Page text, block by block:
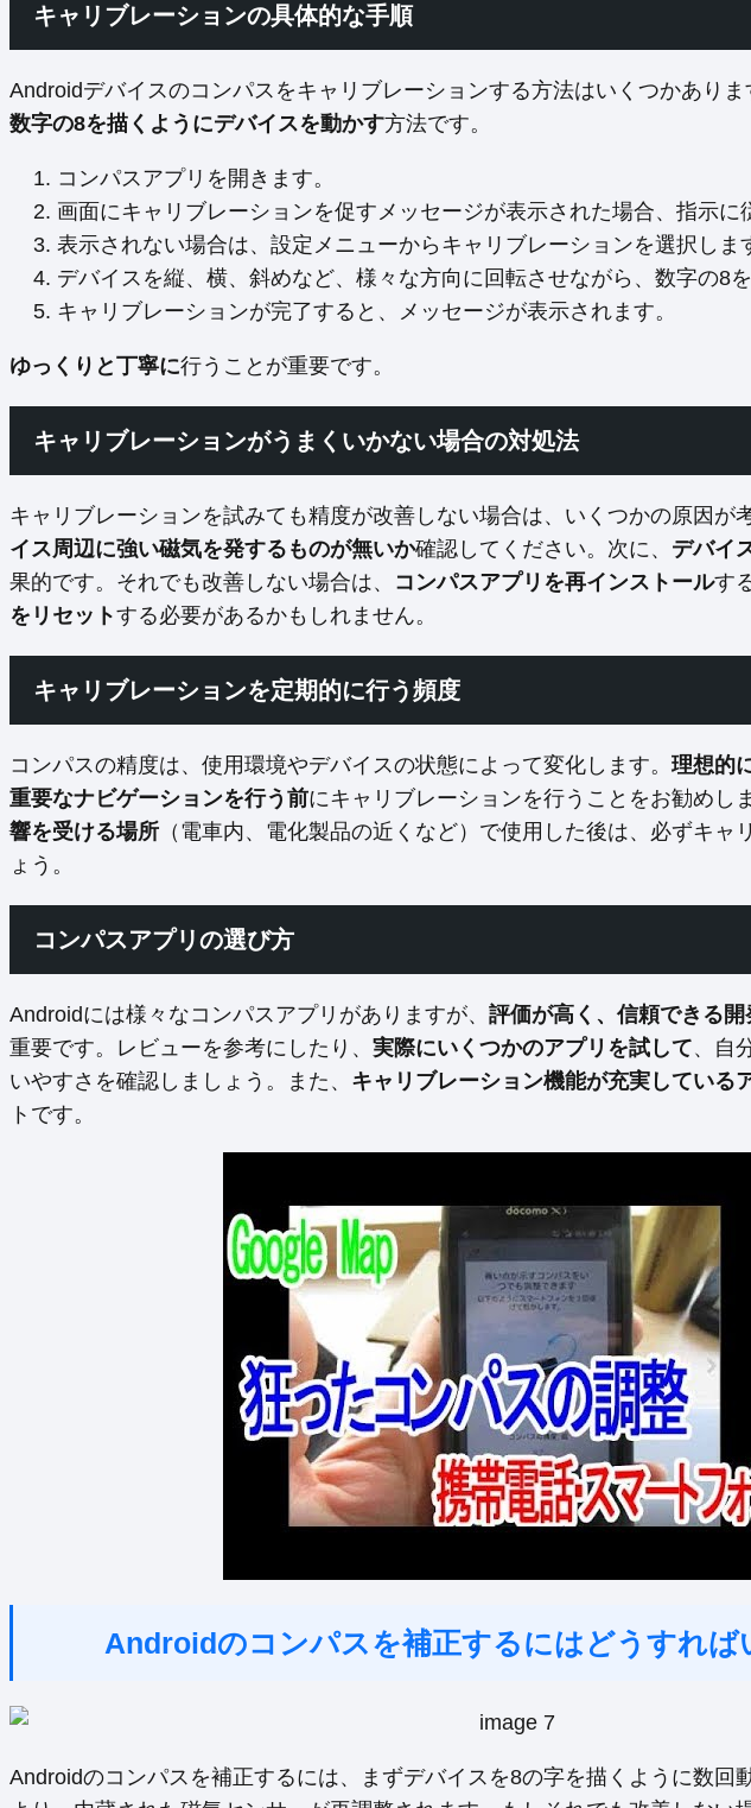
キャリブレーションの具体的な手順
Androidデバイスのコンパスをキャリブレーションする方法はいくつかありま
数字の8を描くようにデバイスを動かす方法です。
コンパスアプリを開きます。
画面にキャリブレーションを促すメッセージが表示された場合、指示に
表示されない場合は、設定メニューからキャリブレーションを選択しま
デバイスを縦、横、斜めなど、様々な方向に回転させながら、数字の8
キャリブレーションが完了すると、メッセージが表示されます。
ゆっくりと丁寧に行うことが重要です。
キャリブレーションがうまくいかない場合の対処法
キャリブレーションを試みても精度が改善しない場合は、いくつかの原因が
イス周辺に強い磁気を発するものが無いか確認してください。次に、 デバイ
果的です。それでも改善しない場合は、 コンパスアプリを再インストールす
をリセットする必要があるかもしれません。
キャリブレーションを定期的に行う頻度
コンパスの精度は、使用環境やデバイスの状態によって変化します。 理想的
重要なナビゲーションを行う前にキャリブレーションを行うことをお勧めし
響を受ける場所 （電車内、電化製品の近くなど）で使用した後は、必ずキャ
ょう。
コンパスアプリの選び方
Androidには様々なコンパスアプリがありますが、 評価が高く、信頼できる開
重要です。レビューを参考にしたり、 実際にいくつかのアプリを試して、自
いやすさを確認しましょう。また、 キャリブレーション機能が充実している
トです。
Androidのコンパスを補正するにはどうすれば
Androidのコンパスを補正するには、まずデバイスを8の字を描くように数回